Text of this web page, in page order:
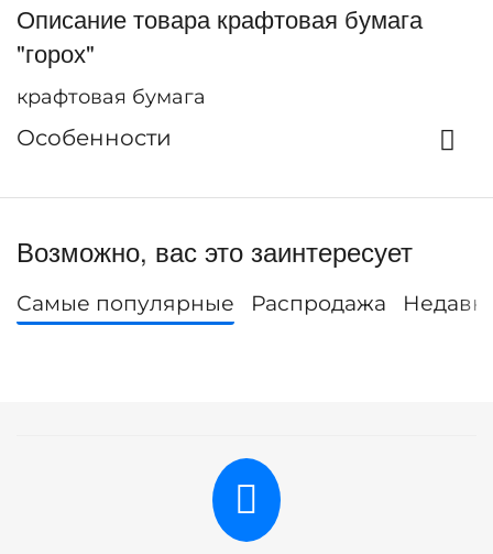
Описание товара крафтовая бумага
"горох"
крафтовая бумага
Особенности
Возможно, вас это заинтересует
Самые популярные Распродажа